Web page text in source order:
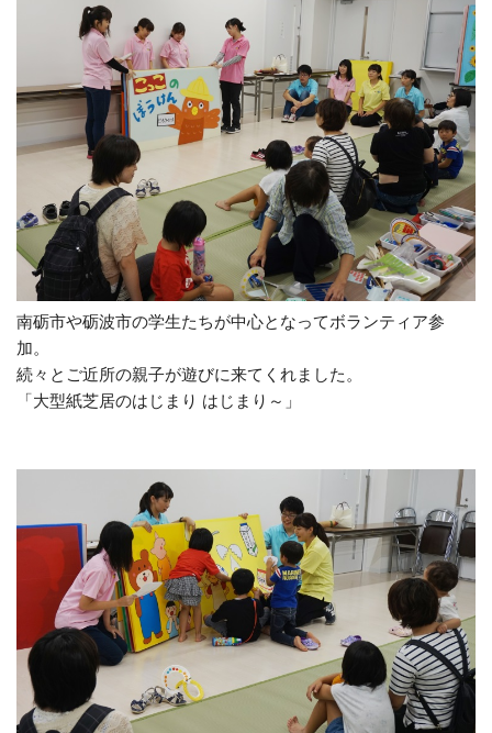
南砺市や砺波市の学生たちが中心となってボランティア参
加。
続々とご近所の親子が遊びに来てくれました。
「大型紙芝居のはじまり はじまり～」